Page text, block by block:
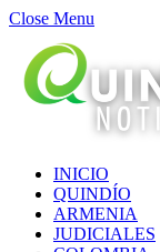
Close Menu
INICIO
QUINDÍO
ARMENIA
JUDICIALES